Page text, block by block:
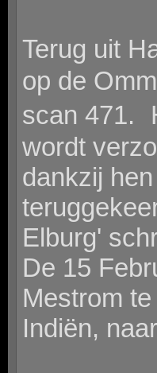
Terug uit
op de
scan 471.
wordt
dankzij
Elburg'
De 15
Mestrom
Indiën,